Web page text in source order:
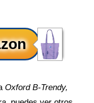
Oxford B-Trendy,